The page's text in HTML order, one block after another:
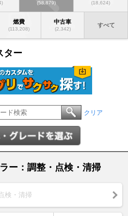
(58,879) (18,624)
燃費
(113,208)
中古車
(2,342)
すべて
ター
クリア
ー：調整・点検・清掃
検・清掃